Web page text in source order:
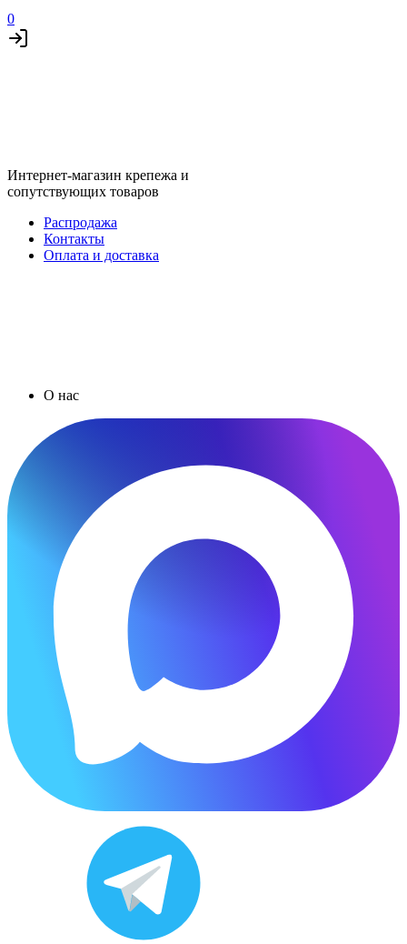
0
Интернет-магазин крепежа и
сопутствующих товаров
Распродажа
Контакты
Оплата и доставка
О нас